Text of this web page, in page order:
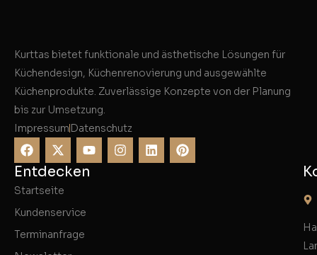
Kurttas bietet funktionale und ästhetische Lösungen für
Küchendesign, Küchenrenovierung und ausgewählte
Küchenprodukte. Zuverlässige Konzepte von der Planung
bis zur Umsetzung.
Impressum Datenschutz
Entdecken
Startseite
Kundenservice
Terminanfrage